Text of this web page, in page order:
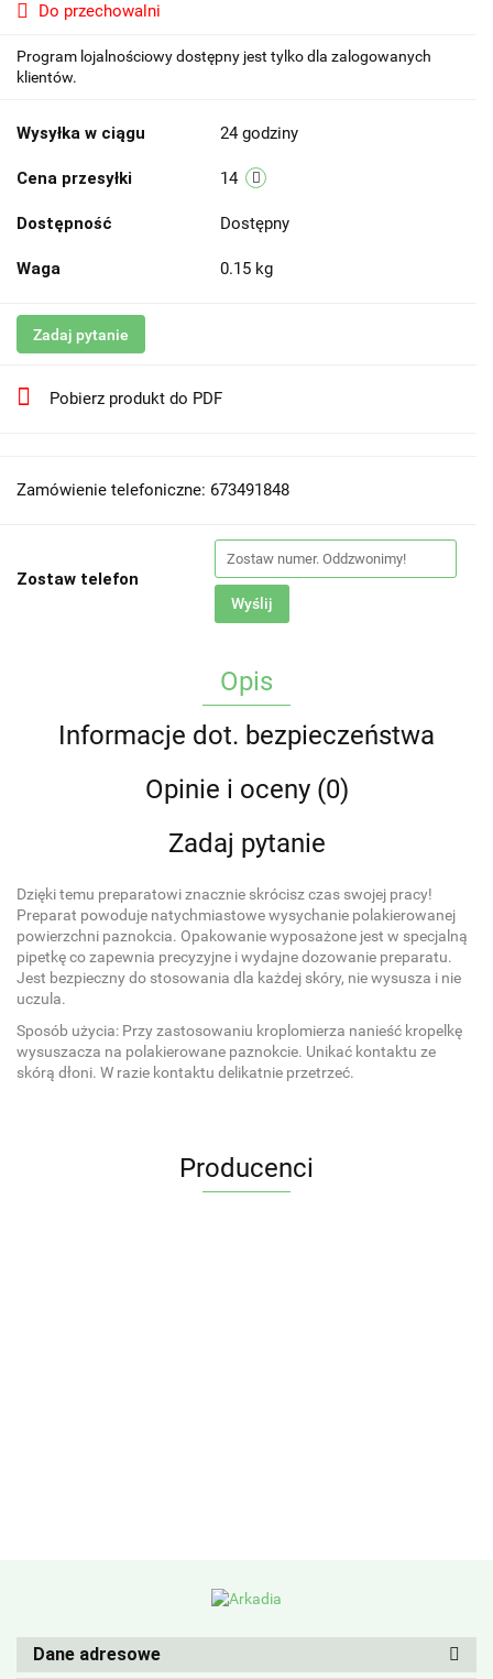
Do przechowalni
Program lojalnościowy dostępny jest tylko dla zalogowanych
klientów.
Wysyłka w ciągu 24 godziny
Cena przesyłki 14
Dostępność Dostępny
Waga 0.15 kg
Zadaj pytanie
Pobierz produkt do PDF
Zamówienie telefoniczne: 673491848
Zostaw telefon
Wyślij
Opis
Informacje dot. bezpieczeństwa
Opinie i oceny (0)
Zadaj pytanie
Dzięki temu preparatowi znacznie skrócisz czas swojej pracy!
Preparat powoduje natychmiastowe wysychanie polakierowanej
powierzchni paznokcia. Opakowanie wyposażone jest w specjalną
pipetkę co zapewnia precyzyjne i wydajne dozowanie preparatu.
Jest bezpieczny do stosowania dla każdej skóry, nie wysusza i nie
uczula.
Sposób użycia: Przy zastosowaniu kroplomierza nanieść kropelkę
wysuszacza na polakierowane paznokcie. Unikać kontaktu ze
skórą dłoni. W razie kontaktu delikatnie przetrzeć.
Producenci
Dane adresowe